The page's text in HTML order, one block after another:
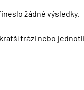
žádné výsledky.
frázi nebo